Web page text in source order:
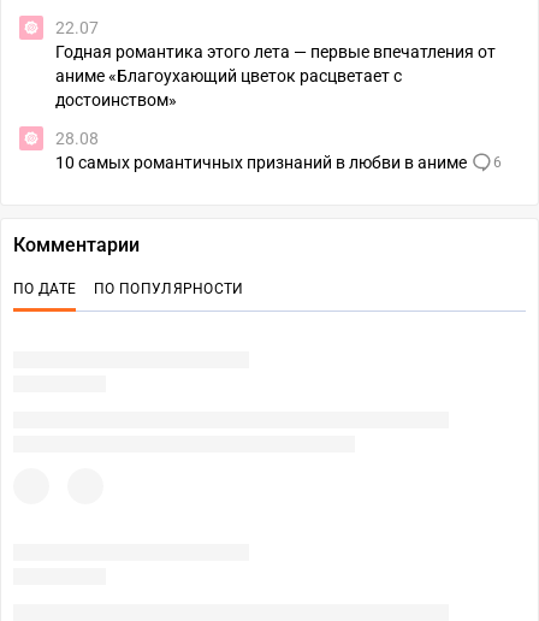
22.07
Годная романтика этого лета — первые впечатления от
аниме «Благоухающий цветок расцветает с
достоинством»
28.08
10 самых романтичных признаний в любви в аниме
6
Комментарии
ПО ДАТЕ ПО ПОПУЛЯРНОСТИ